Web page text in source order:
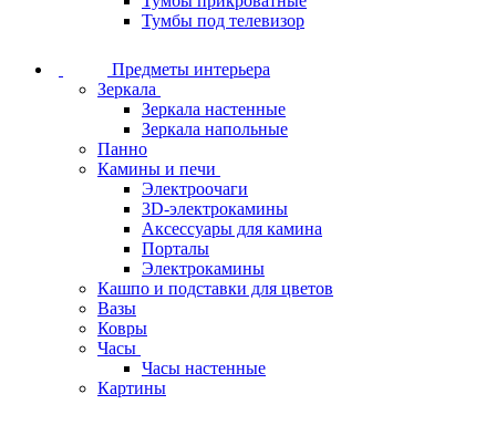
Тумбы под телевизор
Предметы интерьера
Зеркала
Зеркала настенные
Зеркала напольные
Панно
Камины и печи
Электроочаги
3D-электрокамины
Аксессуары для камина
Порталы
Электрокамины
Кашпо и подставки для цветов
Вазы
Ковры
Часы
Часы настенные
Картины